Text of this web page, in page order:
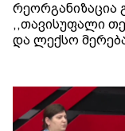
რეორგანიზაცია
,,თავისუფალი
და ლექსო